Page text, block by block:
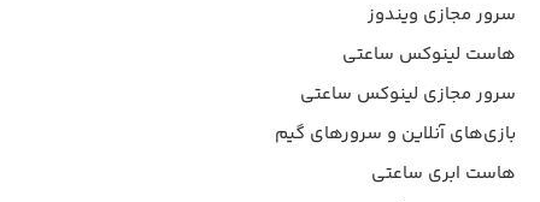
سرور مجازی ویندوز
هاست لینوکس ساعتی
سرور مجازی لینوکس ساعتی
بازی‌های آنلاین و سرورهای گیم
هاست ابری ساعتی